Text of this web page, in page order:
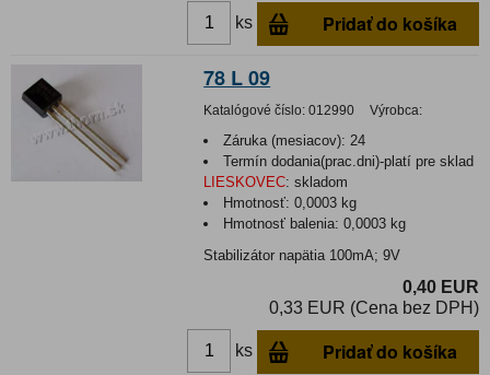
ks Pridať do košíka
78 L 09
Katalógové číslo: 012990 Výrobca:
Záruka (mesiacov): 24
Termín dodania(prac.dni)-platí pre sklad
LIESKOVEC: skladom
Hmotnosť:0,0003 kg
Hmotnosť balenia:0,0003 kg
Stabilizátor napätia 100mA; 9V
0,40 EUR
0,33 EUR (Cena bez DPH)
ks Pridať do košíka